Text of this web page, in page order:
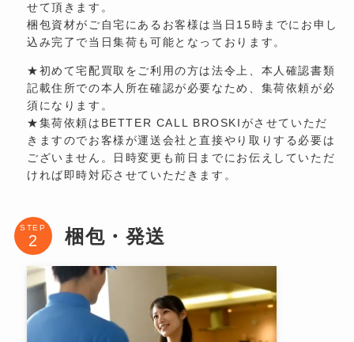
せて頂きます。
梱包資材がご自宅にあるお客様は当日15時までにお申し
込み完了で当日集荷も可能となっております。
★初めて宅配買取をご利用の方は法令上、本人確認書類
記載住所での本人所在確認が必要なため、集荷依頼が必
須になります。
★集荷依頼はBETTER CALL BROSKIがさせていただ
きますのでお客様が運送会社と直接やり取りする必要は
ございません。日時変更も前日までにお伝えしていただ
ければ即時対応させていただきます。
STEP 梱包・発送